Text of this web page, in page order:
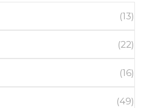
(13)
(22)
(16)
(49)